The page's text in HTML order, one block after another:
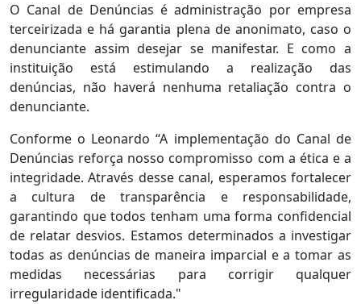
O Canal de Denúncias é administração por empresa
terceirizada e há garantia plena de anonimato, caso o
denunciante assim desejar se manifestar. E como a
instituição está estimulando a realização das
denúncias, não haverá nenhuma retaliação contra o
denunciante.
Conforme o Leonardo “A implementação do Canal de
Denúncias reforça nosso compromisso com a ética e a
integridade. Através desse canal, esperamos fortalecer
a cultura de transparência e responsabilidade,
garantindo que todos tenham uma forma confidencial
de relatar desvios. Estamos determinados a investigar
todas as denúncias de maneira imparcial e a tomar as
medidas necessárias para corrigir qualquer
irregularidade identificada."